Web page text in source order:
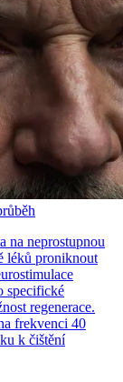
na neprostupnou
léků proniknout
specifické
regenerace.
frekvenci 40
k čištění